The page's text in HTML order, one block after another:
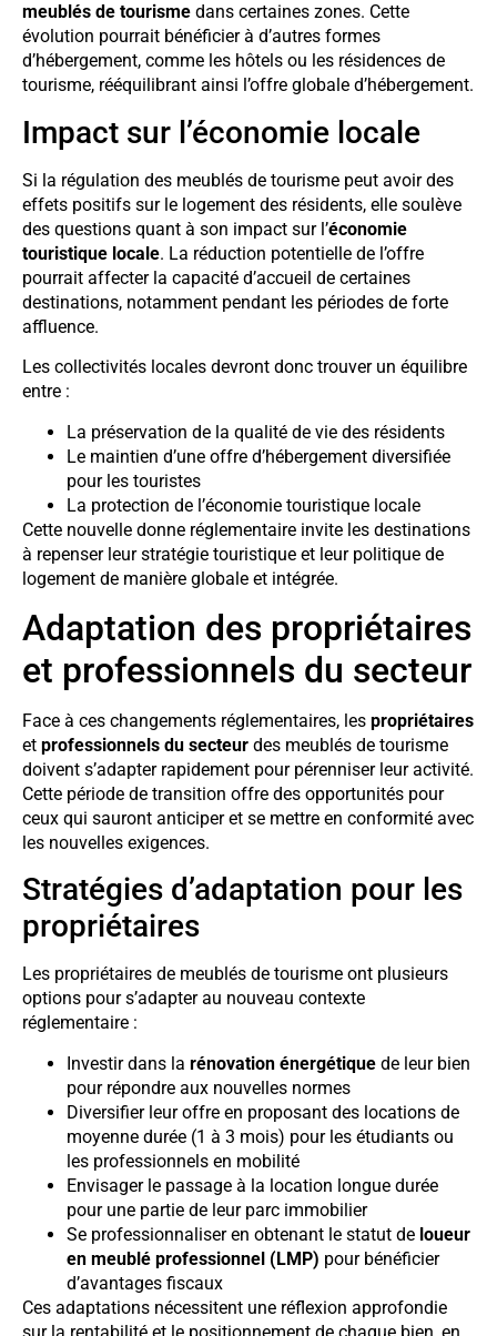
meublés de tourisme dans certaines zones. Cette
évolution pourrait bénéficier à d’autres formes
d’hébergement, comme les hôtels ou les résidences de
tourisme, rééquilibrant ainsi l’offre globale d’hébergement.
Impact sur l’économie locale
Si la régulation des meublés de tourisme peut avoir des
effets positifs sur le logement des résidents, elle soulève
des questions quant à son impact sur l’économie
touristique locale. La réduction potentielle de l’offre
pourrait affecter la capacité d’accueil de certaines
destinations, notamment pendant les périodes de forte
affluence.
Les collectivités locales devront donc trouver un équilibre
entre :
La préservation de la qualité de vie des résidents
Le maintien d’une offre d’hébergement diversifiée
pour les touristes
La protection de l’économie touristique locale
Cette nouvelle donne réglementaire invite les destinations
à repenser leur stratégie touristique et leur politique de
logement de manière globale et intégrée.
Adaptation des propriétaires
et professionnels du secteur
Face à ces changements réglementaires, les propriétaires
et professionnels du secteur des meublés de tourisme
doivent s’adapter rapidement pour pérenniser leur activité.
Cette période de transition offre des opportunités pour
ceux qui sauront anticiper et se mettre en conformité avec
les nouvelles exigences.
Stratégies d’adaptation pour les
propriétaires
Les propriétaires de meublés de tourisme ont plusieurs
options pour s’adapter au nouveau contexte
réglementaire :
Investir dans la rénovation énergétique de leur bien
pour répondre aux nouvelles normes
Diversifier leur offre en proposant des locations de
moyenne durée (1 à 3 mois) pour les étudiants ou
les professionnels en mobilité
Envisager le passage à la location longue durée
pour une partie de leur parc immobilier
Se professionnaliser en obtenant le statut de loueur
en meublé professionnel (LMP) pour bénéficier
d’avantages fiscaux
Ces adaptations nécessitent une réflexion approfondie